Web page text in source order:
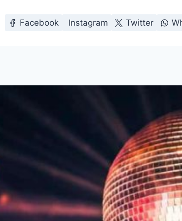
Facebook Instagram Twitter